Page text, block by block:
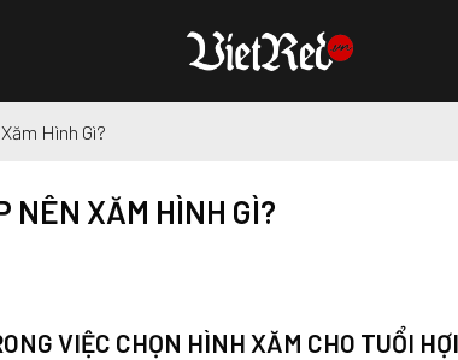
Hình Gì?
NÊN XĂM HÌNH GÌ?
VIỆC CHỌN HÌNH XĂM CHO TUỔI HỢI